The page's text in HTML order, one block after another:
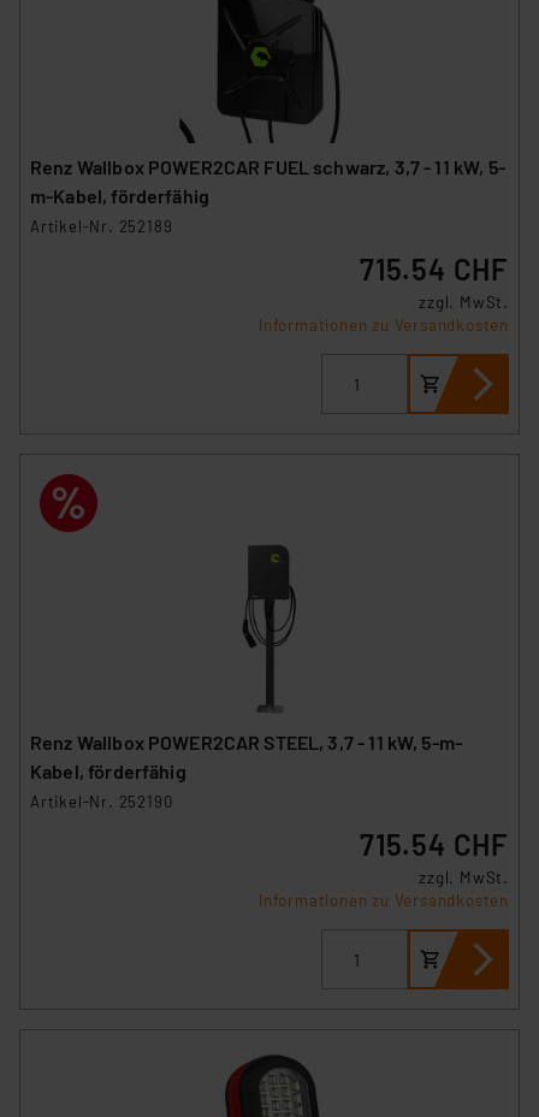
Renz Wallbox POWER2CAR FUEL schwarz, 3,7 - 11 kW, 5-
m-Kabel, förderfähig
Artikel-Nr. 252189
715.54 CHF
zzgl. MwSt.
Informationen zu Versandkosten
Renz Wallbox POWER2CAR STEEL, 3,7 - 11 kW, 5-m-
Kabel, förderfähig
Artikel-Nr. 252190
715.54 CHF
zzgl. MwSt.
Informationen zu Versandkosten